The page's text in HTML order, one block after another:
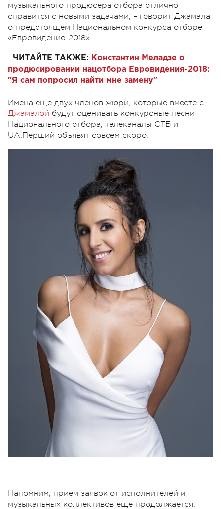
музыкального продюсера отбора отлично
справится с новыми задачами, – говорит Джамала
о предстоящем Национальном конкурса отборе
«Евровидение-2018».
ЧИТАЙТЕ ТАКЖЕ: Константин Меладзе о
продюсировании нацотбора Евровидения-2018:
"Я сам попросил найти мне замену"
Имена еще двух членов жюри, которые вместе с
Джамалой будут оценивать конкурсные песни
Национального отбора, телеканалы СТБ и
UA:Перший объявят совсем скоро.
Напомним, прием заявок от исполнителей и
музыкальных коллективов еще продолжается.